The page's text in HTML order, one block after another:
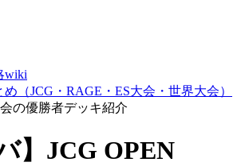
wiki
（JCG・RAGE・ES大会・世界大会）
の優勝者デッキ紹介
】JCG OPEN